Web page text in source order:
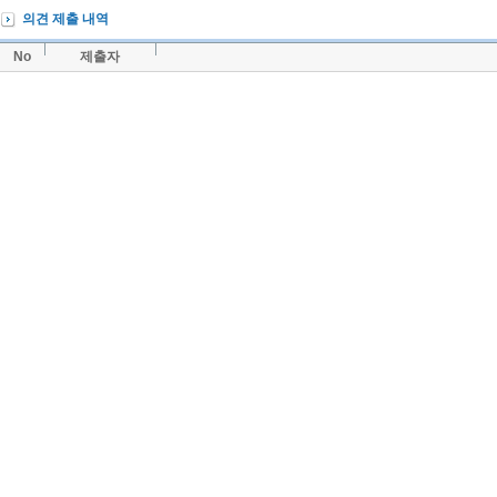
의견 제출 내역
No 제출자